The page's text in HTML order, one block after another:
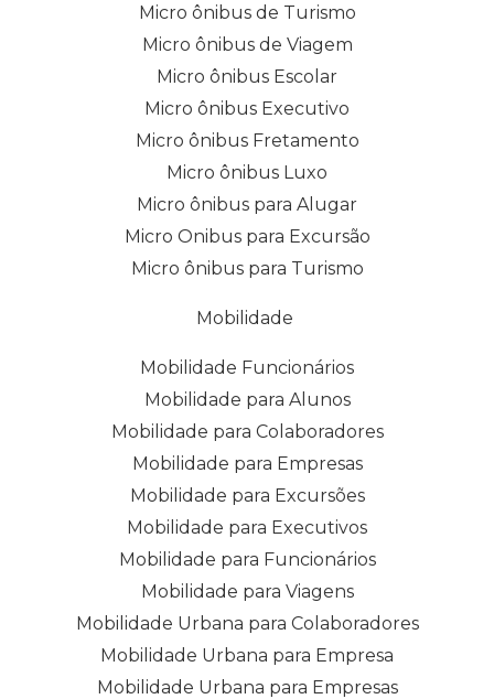
Micro ônibus de Turismo
Micro ônibus de Viagem
Micro ônibus Escolar
Micro ônibus Executivo
Micro ônibus Fretamento
Micro ônibus Luxo
Micro ônibus para Alugar
Micro Onibus para Excursão
Micro ônibus para Turismo
Mobilidade
Mobilidade Funcionários
Mobilidade para Alunos
Mobilidade para Colaboradores
Mobilidade para Empresas
Mobilidade para Excursões
Mobilidade para Executivos
Mobilidade para Funcionários
Mobilidade para Viagens
Mobilidade Urbana para Colaboradores
Mobilidade Urbana para Empresa
Mobilidade Urbana para Empresas